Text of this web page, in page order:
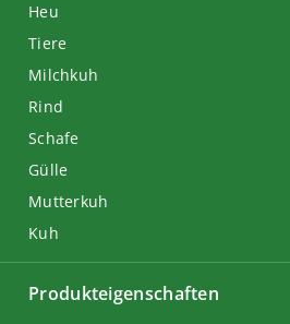
Heu
Tiere
Milchkuh
Rind
Schafe
Gülle
Mutterkuh
Kuh
Produkteigenschaften